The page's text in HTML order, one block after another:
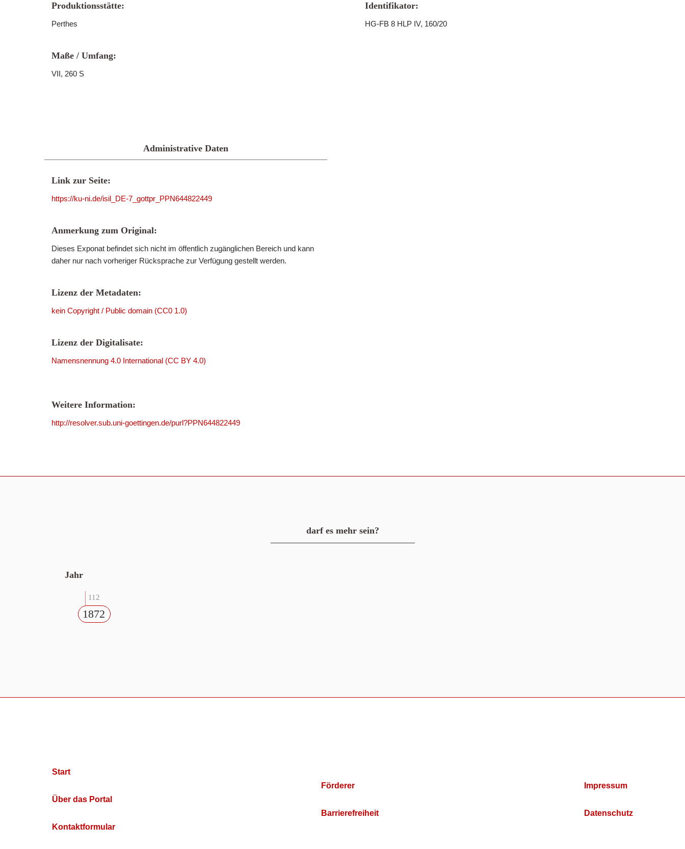
Produktionsstätte:
Perthes
Maße / Umfang:
VII, 260 S
Identifikator:
HG-FB 8 HLP IV, 160/20
Administrative Daten
Link zur Seite:
https://ku-ni.de/isil_DE-7_gottpr_PPN644822449
Anmerkung zum Original:
Dieses Exponat befindet sich nicht im öffentlich zugänglichen Bereich und kann
daher nur nach vorheriger Rücksprache zur Verfügung gestellt werden.
Lizenz der Metadaten:
kein Copyright / Public domain (CC0 1.0)
Lizenz der Digitalisate:
Namensnennung 4.0 International (CC BY 4.0)
Weitere Information:
http://resolver.sub.uni-goettingen.de/purl?PPN644822449
darf es mehr sein?
Jahr
112
1872
Start
Über das Portal
Kontaktformular
Förderer
Barrierefreiheit
Impressum
Datenschutz